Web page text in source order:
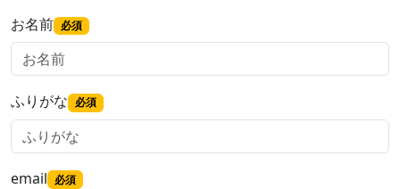
お名前 必須
ふりがな 必須
email 必須